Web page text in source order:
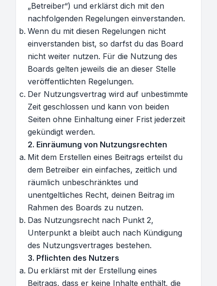
„Betreiber“) und erklärst dich mit den
nachfolgenden Regelungen einverstanden.
Wenn du mit diesen Regelungen nicht
einverstanden bist, so darfst du das Board
nicht weiter nutzen. Für die Nutzung des
Boards gelten jeweils die an dieser Stelle
veröffentlichten Regelungen.
Der Nutzungsvertrag wird auf unbestimmte
Zeit geschlossen und kann von beiden
Seiten ohne Einhaltung einer Frist jederzeit
gekündigt werden.
2. Einräumung von Nutzungsrechten
Mit dem Erstellen eines Beitrags erteilst du
dem Betreiber ein einfaches, zeitlich und
räumlich unbeschränktes und
unentgeltliches Recht, deinen Beitrag im
Rahmen des Boards zu nutzen.
Das Nutzungsrecht nach Punkt 2,
Unterpunkt a bleibt auch nach Kündigung
des Nutzungsvertrages bestehen.
3. Pflichten des Nutzers
Du erklärst mit der Erstellung eines
Beitrags, dass er keine Inhalte enthält, die